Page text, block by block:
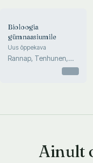
Bioloogia
gümnaasiumile
Uus õppekava
Rannap, Tenhunen,
Zingel, Hain, Happo...
Ainult